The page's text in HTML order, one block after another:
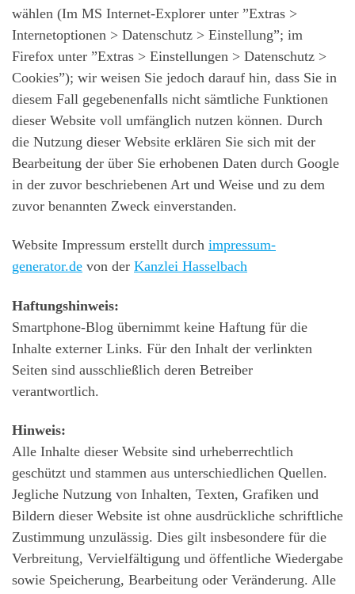
wählen (Im MS Internet-Explorer unter ”Extras >
Internetoptionen > Datenschutz > Einstellung”; im
Firefox unter ”Extras > Einstellungen > Datenschutz >
Cookies”); wir weisen Sie jedoch darauf hin, dass Sie in
diesem Fall gegebenenfalls nicht sämtliche Funktionen
dieser Website voll umfänglich nutzen können. Durch
die Nutzung dieser Website erklären Sie sich mit der
Bearbeitung der über Sie erhobenen Daten durch Google
in der zuvor beschriebenen Art und Weise und zu dem
zuvor benannten Zweck einverstanden.
Website Impressum erstellt durch impressum-
generator.de von der Kanzlei Hasselbach
Haftungshinweis:
Smartphone-Blog übernimmt keine Haftung für die
Inhalte externer Links. Für den Inhalt der verlinkten
Seiten sind ausschließlich deren Betreiber
verantwortlich.
Hinweis:
Alle Inhalte dieser Website sind urheberrechtlich
geschützt und stammen aus unterschiedlichen Quellen.
Jegliche Nutzung von Inhalten, Texten, Grafiken und
Bildern dieser Website ist ohne ausdrückliche schriftliche
Zustimmung unzulässig. Dies gilt insbesondere für die
Verbreitung, Vervielfältigung und öffentliche Wiedergabe
sowie Speicherung, Bearbeitung oder Veränderung. Alle